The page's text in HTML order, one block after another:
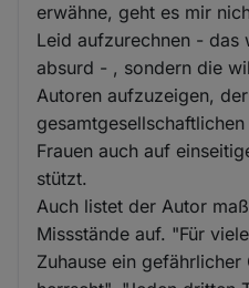
erwähne, geht es mir
Leid aufzurechnen - das
absurd - , sondern die
Autoren aufzuzeigen,
Frauen auch auf
stützt.
Auch listet der Autor
Missstände auf. "Für
Zuhause ein